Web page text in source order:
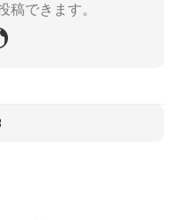
稿できます。